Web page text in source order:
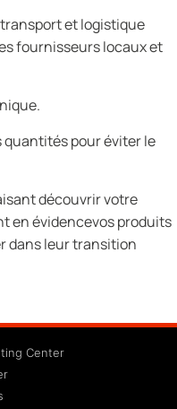
et logistique
fournisseurs locaux et
quantités pour éviter le
découvrir votre
en évidencevos produits
dans leur transition
Center